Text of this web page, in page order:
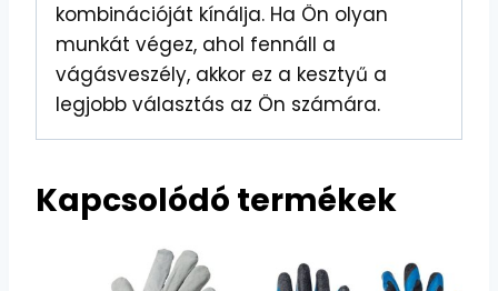
kombinációját kínálja. Ha Ön olyan
munkát végez, ahol fennáll a
vágásveszély, akkor ez a kesztyű a
legjobb választás az Ön számára.
Kapcsolódó termékek